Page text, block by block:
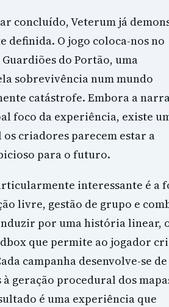
concluído, Veterum já
definida. O jogo coloca-nos no
do Portão, uma
sobrevivência num mundo
catástrofe. Embora a
foco da experiência, existe
criadores parecem estar a
para o futuro.
interessante é a
livre, gestão de grupo e
por uma história linear,
que permite ao jogador
campanha desenvolve-se de
geração procedural dos
é uma experiência que